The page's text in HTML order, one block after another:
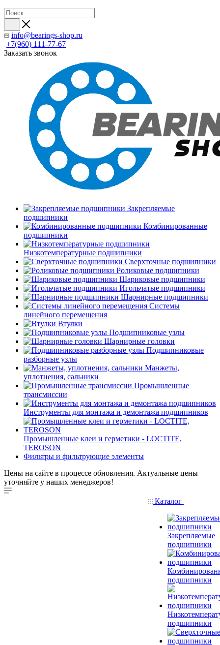
info@bearings-shop.ru
+7(960) 111-77-67
Заказать звонок
Закрепляемые
подшипники
Комбинированные
подшипники
Низкотемпературные подшипники
Сверхточные подшипники
Роликовые подшипники
Шариковые подшипники
Игольчатые подшипники
Шарнирные подшипники
Системы
линейного перемещения
Втулки
Подшипниковые узлы
Шарнирные головки
Подшипниковые
разборные узлы
Манжеты,
уплотнения, сальники
Промышленные
трансмиссии
Инструменты для монтажа и демонтажа подшипников
Промышленные клеи и герметики - LOCTITE,
TEROSON
Фильтры и фильтрующие элементы
Цены на сайте в процессе обновления. Актуальные цены
уточняйте у наших менеджеров!
Каталог
Закрепляемые
подшипники
подшипники
подшипники